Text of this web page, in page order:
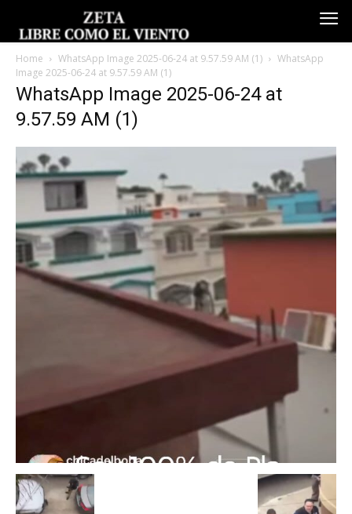
Home WhatsApp Image 2025-06-24 at 9.57.59 AM (1)
WhatsApp
Image 2025-06-24 at 9.57.59 AM (1)
WhatsApp Image 2025-06-24 at
9.57.59 AM (1)